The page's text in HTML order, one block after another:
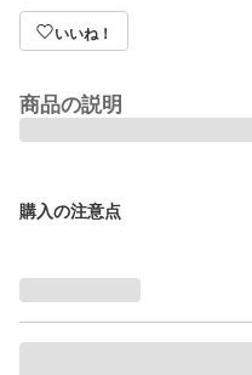
いいね！
商品の説明
購入の注意点